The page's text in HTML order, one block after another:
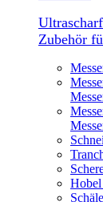
Zubehör